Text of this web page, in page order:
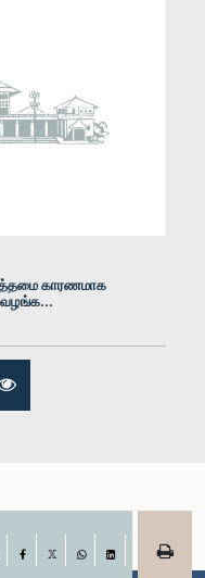
காரணமாக
வழங்க...
Facebook
LinkedIn